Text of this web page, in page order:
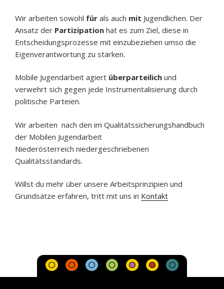
Wir arbeiten sowohl für als auch mit Jugendlichen. Der
Ansatz der Partizipation hat es zum Ziel, diese in
Entscheidungsprozesse mit einzubeziehen umso die
Eigenverantwortung zu stärken.
Mobile Jugendarbeit agiert überparteilich und
verwehrt sich gegen jede Instrumentalisierung durch
politische Parteien.
Wir arbeiten nach den im Qualitätssicherungshandbuch
der Mobilen Jugendarbeit
Niederösterreich niedergeschriebenen
Qualitätsstandards.
Willst du mehr über unsere Arbeitsprinzipien und
Grundsätze erfahren, tritt mit uns in Kontakt